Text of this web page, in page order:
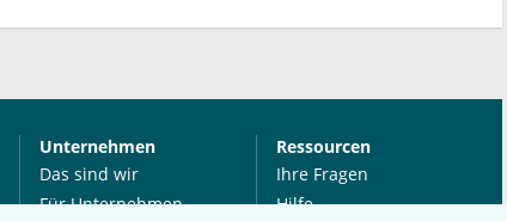
Unternehmen
Das sind wir
Für Unternehmen
Ressourcen
Ihre Fragen
Hilfe